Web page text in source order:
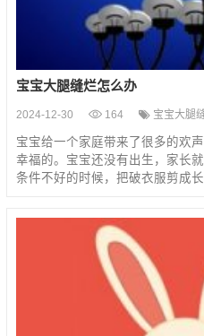
宝宝大腿缝烂怎么办
2024-12-30 164 宝宝大腿
宝宝给一个家庭带来了很多的欢
幸福的。宝宝还没有出生，家长
条件不好的时候，把破衣服剪成